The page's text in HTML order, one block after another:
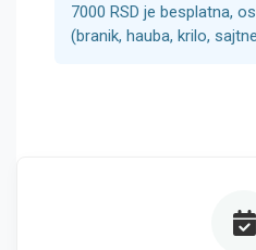
7000 RSD je besplatna,
(branik, hauba, krilo,